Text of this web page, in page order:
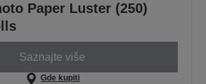
Paper Luster (250)
Saznajte više
Gde kupiti